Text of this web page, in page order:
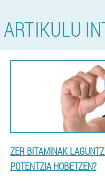
ARTIKULU
ZER BITAMINAK
POTENTZIA HOBETZEN?